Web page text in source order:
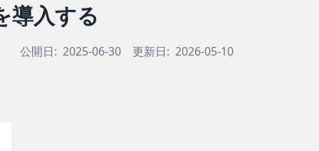
導入する
公開日: 2025-06-30 更新日: 2026-05-10